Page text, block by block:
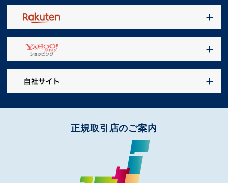
正規取引店のご案内